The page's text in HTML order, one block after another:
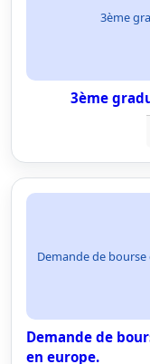
3ème
3ème
Demande de
Demande de
en europe.